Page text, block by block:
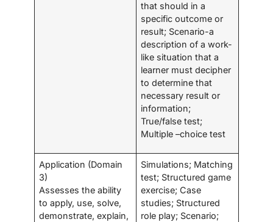
that should in a
specific outcome or
result; Scenario-a
description of a work-
like situation that a
learner must decipher
to determine that
necessary result or
information;
True/false test;
Multiple –choice test
Application (Domain
3)
Assesses the ability
to apply, use, solve,
demonstrate, explain,
Simulations; Matching
test; Structured game
exercise; Case
studies; Structured
role play; Scenario;